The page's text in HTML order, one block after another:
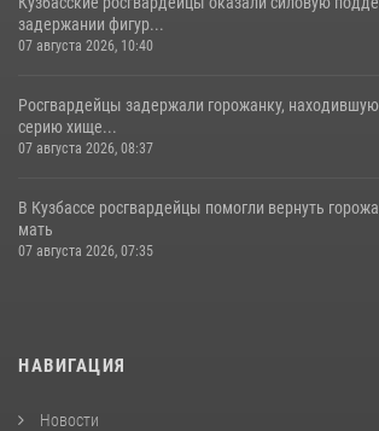
задержании фигур...
07 августа 2026, 10:40
Росгвардейцы задержали горожанку,
серию хище...
07 августа 2026, 08:37
В Кузбассе росгвардейцы помогли вернуть
мать
07 августа 2026, 07:35
НАВИГАЦИЯ
Новости